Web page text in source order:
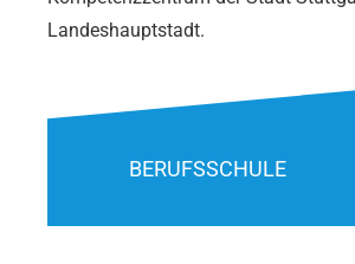
Landeshauptstadt.
BERUFSSCHULE